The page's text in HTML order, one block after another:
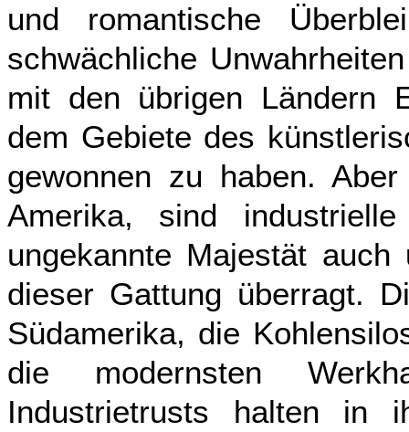
und romantische
schwächliche
mit den übrigen Ländern
dem Gebiete des
gewonnen zu haben.
Amerika, sind
ungekannte Majestät
dieser Gattung überragt.
Südamerika, die
die modernsten
Industrietrusts halten in